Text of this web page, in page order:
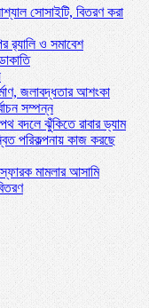
সোসাইটি, বিতরণ করা
র‌্যালি ও সমাবেশ
জলাবদ্ধতার আশংকা
সম্পন্ন
বদলে ঝুঁকিতে রাবার ড্যাম
পরিকল্পনায় কাজ করছে
মামলার আসামি